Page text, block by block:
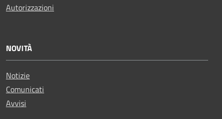
Autorizzazioni
NOVITÀ
Notizie
Comunicati
Avvisi